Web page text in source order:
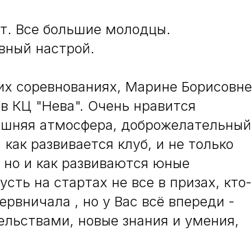
Все большие молодцы.
настрой.
соревнованиях, Марине Борисовне
КЦ "Нева". Очень нравится
атмосфера, доброжелательный
развивается клуб, и не только
и как развиваются юные
на стартах не все в призах, кто-
, но у Вас всё впереди -
новые знания и умения,